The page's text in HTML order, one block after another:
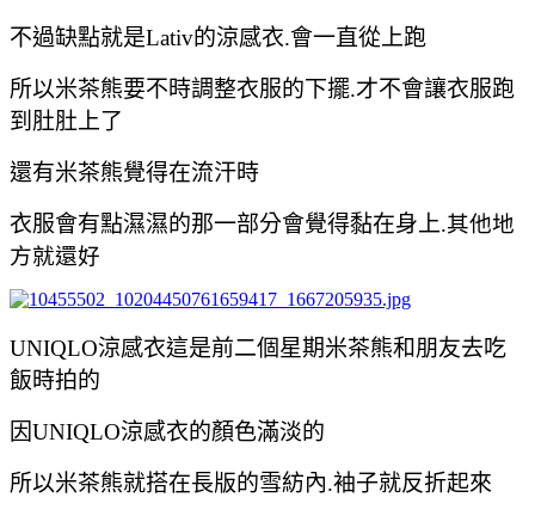
不過缺點就是Lativ的涼感衣.會一直從上跑
所以米茶熊要不時調整衣服的下擺.才不會讓衣服跑
到肚肚上了
還有米茶熊覺得在流汗時
衣服會有點濕濕的那一部分會覺得黏在身上.其他地
方就還好
UNIQLO涼感衣這是前二個星期米茶熊和朋友去吃
飯時拍的
因UNIQLO涼感衣的顏色滿淡的
所以米茶熊就搭在長版的雪紡內.袖子就反折起來